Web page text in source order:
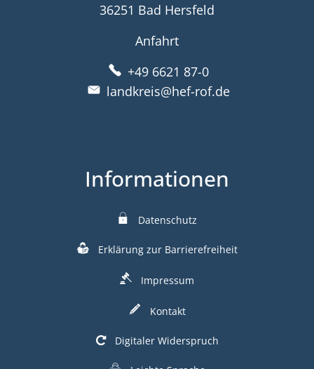
36251 Bad Hersfeld
Anfahrt
+49 6621 87-0
landkreis@hef-rof.de
Informationen
Datenschutz
Erklärung zur Barrierefreiheit
Impressum
Kontakt
Digitaler Widerspruch